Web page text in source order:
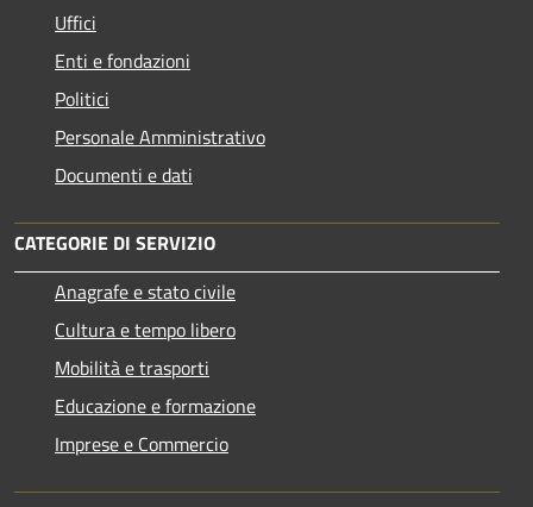
Uffici
Enti e fondazioni
Politici
Personale Amministrativo
Documenti e dati
CATEGORIE DI SERVIZIO
Anagrafe e stato civile
Cultura e tempo libero
Mobilità e trasporti
Educazione e formazione
Imprese e Commercio